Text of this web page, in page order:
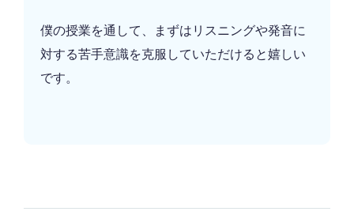
僕の授業を通して、まずはリスニングや発音に
対する苦手意識を克服していただけると嬉しい
です。